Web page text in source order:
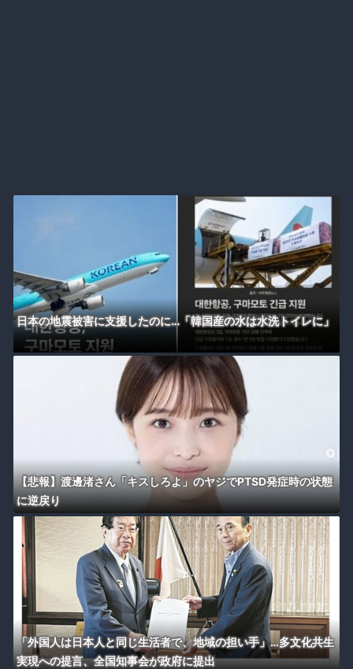
日本の地震被害に支援したのに…「韓国産の水は水洗トイレに」
【悲報】渡邊渚さん「キスしろよ」のヤジでPTSD発症時の状態
に逆戻り
「外国人は日本人と同じ生活者で、地域の担い手」…多文化共生
実現への提言、全国知事会が政府に提出